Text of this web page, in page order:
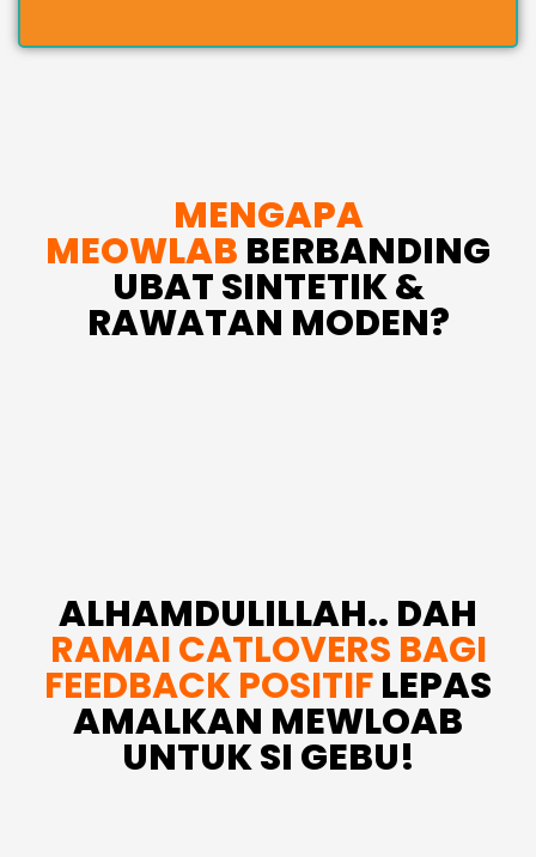
MENGAPA
MEOWLAB BERBANDING
UBAT SINTETIK &
RAWATAN MODEN?
ALHAMDULILLAH.. DAH
RAMAI CATLOVERS BAGI
FEEDBACK POSITIFLEPAS
AMALKAN MEWLOAB
UNTUK SI GEBU!